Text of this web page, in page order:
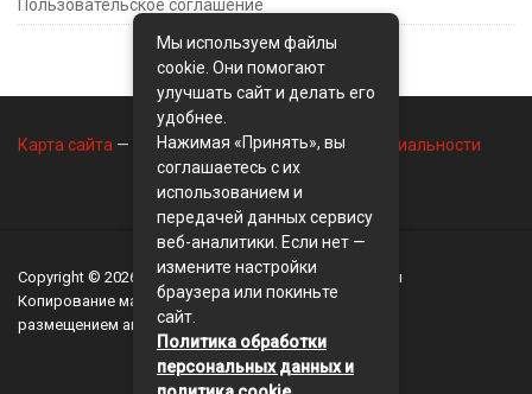
Пользовательское соглашение
Карта сайта — Контакты— Политика конфиденциальности
Copyright © 2026 BusinessMix- Экономика и финансы
Копирование материалов разрешается, только с
размещением активной ссылки на сайт
Мы используем файлы
cookie. Они помогают
улучшать сайт и делать его
удобнее.
Нажимая «Принять», вы
соглашаетесь с их
использованием и
передачей данных сервису
веб-аналитики. Если нет —
измените настройки
браузера или покиньте
сайт.
Политика обработки
персональных данных и